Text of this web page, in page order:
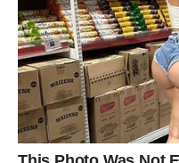
se ne održava sam od
iskreni razgovori i želja
Tek kada se svaki dan
a ljudi ostaju zajedno
Njegova priča je
važno kao i zajednički
poraz, već put ka